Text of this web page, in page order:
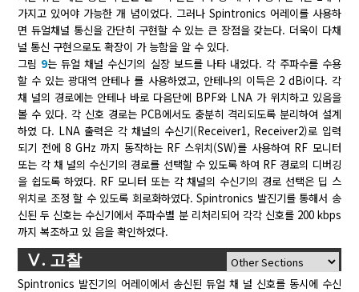
가지고 있어야 가능한 개 념이었다. 그러나 Spintronics 어레이를 사용하
면 듀얼채널 통신을 간단히 구현할 수 있는 큰 장점을 갖는다. 더욱이 다채
널 통신 구현으로도 확장이 가 능함을 알 수 있다.
그림 9는 듀얼 채널 수신기의 실장 보드를 나타 내었다. 각 주파수를 수용
할 수 있는 광대역 안테나 를 사용하였고, 안테나의 이득은 2 dBi이다. 각
채 널의 경로에는 안테나 바로 다음단에 BPF와 LNA 가 위치하고 있음을
볼 수 있다. 각 신호 경로는 PCB에서도 충분히 격리되도록 분리하여 설계
하였 다. LNA 출력은 각 채널의 수신기(Receiver1, Receiver2)로 입력
되기 전에 8 GHz 까지 동작하는 RF 스위치(SW)를 사용하여 RF 모니터
또는 각 채 널의 수신기의 경로를 선택할 수 있도록 하여 RF 경로의 디버깅
을 쉽도록 하였다. RF 모니터 또는 각 채널의 수신기의 경로 선택은 딥 스
위치로 조정 할 수 있도록 회로화하였다. Spintronics 발진기를 통해서 송
신된 두 신호는 수신기에서 주파수별 분 리처리되어 각각 신호를 200 kbps
까지 복조하고 있 음을 확인하였다.
Ⅴ. 고찰
Spintronics 발진기의 어레이에서 송신된 듀얼 채 널 신호를 동시에 수신